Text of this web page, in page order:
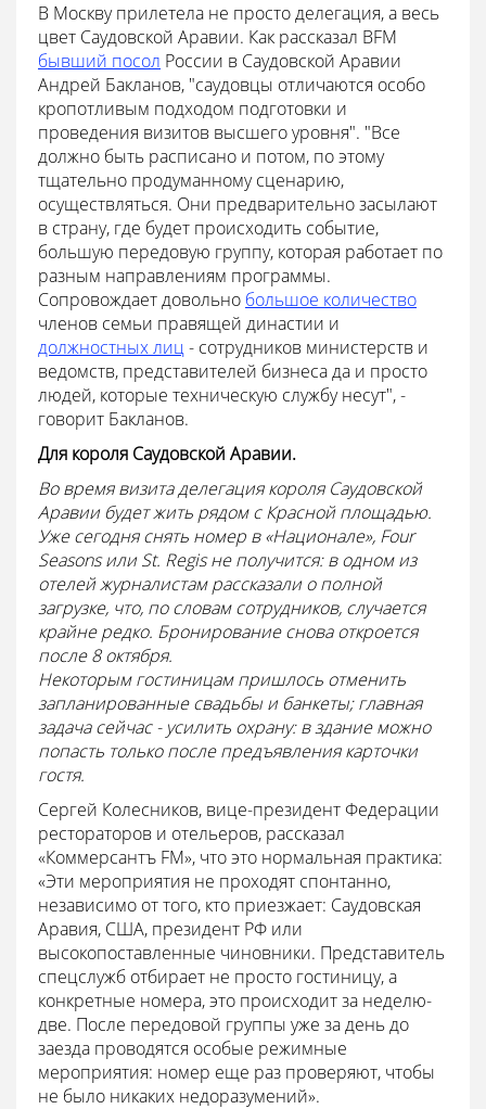
В Москву прилетела не просто делегация, а весь
цвет Саудовской Аравии. Как рассказал BFM
бывший посол России в Саудовской Аравии
Андрей Бакланов, "саудовцы отличаются особо
кропотливым подходом подготовки и
проведения визитов высшего уровня". "Все
должно быть расписано и потом, по этому
тщательно продуманному сценарию,
осуществляться. Они предварительно засылают
в страну, где будет происходить событие,
большую передовую группу, которая работает по
разным направлениям программы.
Сопровождает довольно большое количество
членов семьи правящей династии и
должностных лиц- сотрудников министерств и
ведомств, представителей бизнеса да и просто
людей, которые техническую службу несут", -
говорит Бакланов.
Для короля Саудовской Аравии.
Во время визита делегация короля Саудовской
Аравии будет жить рядом с Красной площадью.
Уже сегодня снять номер в «Национале», Four
Seasons или St. Regis не получится: в одном из
отелей журналистам рассказали о полной
загрузке, что, по словам сотрудников, случается
крайне редко. Бронирование снова откроется
после 8 октября.
Некоторым гостиницам пришлось отменить
запланированные свадьбы и банкеты; главная
задача сейчас - усилить охрану: в здание можно
попасть только после предъявления карточки
гостя.
Сергей Колесников, вице-президент Федерации
рестораторов и отельеров, рассказал
«Коммерсантъ FM», что это нормальная практика:
«Эти мероприятия не проходят спонтанно,
независимо от того, кто приезжает: Саудовская
Аравия, США, президент РФ или
высокопоставленные чиновники. Представитель
спецслужб отбирает не просто гостиницу, а
конкретные номера, это происходит за неделю-
две. После передовой группы уже за день до
заезда проводятся особые режимные
мероприятия: номер еще раз проверяют, чтобы
не было никаких недоразумений».